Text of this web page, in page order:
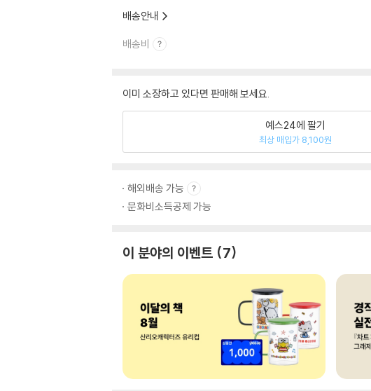
배송안내
배송비
이미 소장하고 있다면 판매해 보세요.
예스24에 팔기
최상 매입가 8,100원
해외배송 가능
문화비소득공제 가능
이 분야의 이벤트 7